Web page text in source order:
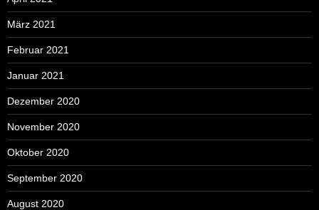
März 2021
Februar 2021
Januar 2021
Dezember 2020
November 2020
Oktober 2020
September 2020
August 2020